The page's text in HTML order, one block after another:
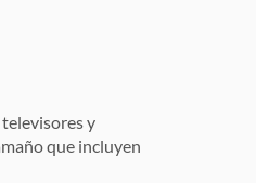
y
que incluyen